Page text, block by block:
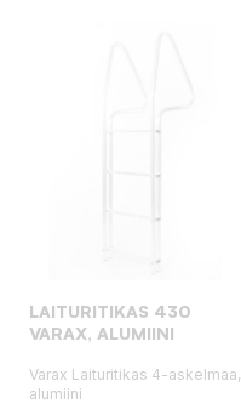
LAITURITIKAS 430
VARAX, ALUMIINI
Varax Laituritikas 4-askelmaa,
alumiini